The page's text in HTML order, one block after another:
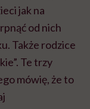
jak na
od nich
Także rodzice
Te trzy
mówię, że to